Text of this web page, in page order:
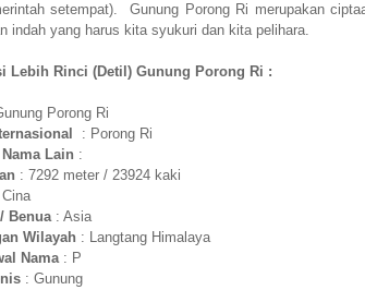
setempat). Gunung Porong Ri merupakan
indah yang harus kita syukuri dan kita pelihara.
Lebih Rinci (Detil) Gunung Porong Ri :
Porong Ri
: Porong Ri
Lain :
: 7292 meter / 23924 kaki
Benua: Asia
Wilayah : Langtang Himalaya
Nama: P
: Gunung